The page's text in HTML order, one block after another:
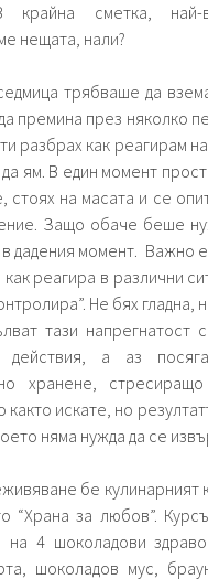
крайна сметка,
нещата, нали?
трябваше да
премина през няколко
разбрах как реагирам
ям. В един момент
стоях на масата и се
Защо обаче беше
дадения момент. Важно
реагира в различни
Не бях гладна,
тази напрегнатост
действия, а аз
хранене,
както искате, но
няма нужда да се
бе кулинарният
“Храна за любов”.
на 4 шоколадови
шоколадов мус,